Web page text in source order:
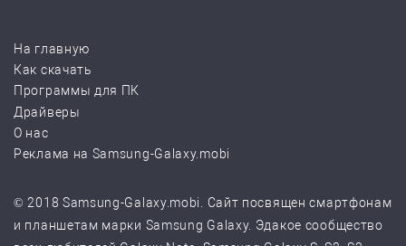
На главную
Как скачать
Программы для ПК
Драйверы
О нас
Реклама на Samsung-Galaxy.mobi
© 2018 Samsung-Galaxy.mobi. Сайт посвящен смартфонам
и планшетам марки Samsung Galaxy. Эдакое сообщество